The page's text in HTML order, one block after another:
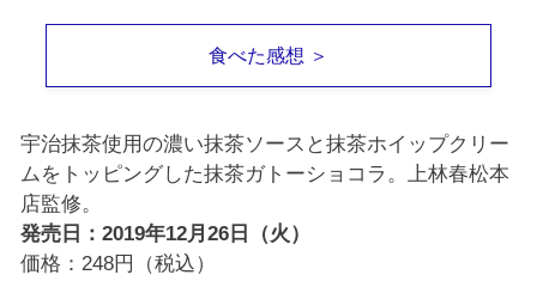
食べた感想 ＞
宇治抹茶使用の濃い抹茶ソースと抹茶ホイップクリー
ムをトッピングした抹茶ガトーショコラ。上林春松本
店監修。
発売日：2019年12月26日（火）
価格：248円（税込）